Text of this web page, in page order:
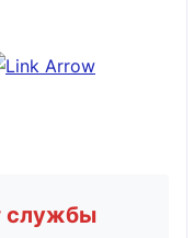
службы